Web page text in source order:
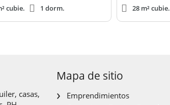
cubie. 1 dorm.
28 m² cubie.
casas,
Mapa de sitio
Emprendimientos